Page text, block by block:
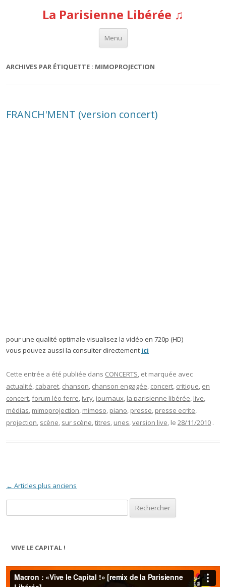
La Parisienne Libérée ♫
Menu
Aller au contenu
ARCHIVES PAR ÉTIQUETTE : MIMOPROJECTION
FRANCH'MENT (version concert)
pour une qualité optimale visualisez la vidéo en 720p (HD)
vous pouvez aussi la consulter directement ici
Cette entrée a été publiée dans CONCERTS, et marquée avec
actualité, cabaret, chanson, chanson engagée, concert, critique, en
concert,forum léo ferre, ivry, journaux, la parisienne libérée, live,
médias, mimoprojection, mimoso, piano, presse, presse ecrite,
projection, scène, sur scène,titres, unes,version live, le 28/11/2010 .
Navigation des articles
← Articles plus anciens
VIVE LE CAPITAL !
Lecteur
vidéo